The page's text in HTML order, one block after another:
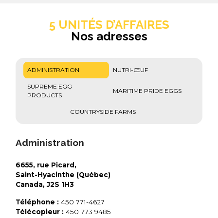
5 UNITÉS D’AFFAIRES
Nos adresses
ADMINISTRATION NUTRI-ŒUF
SUPREME EGG
PRODUCTS
MARITIME PRIDE EGGS
COUNTRYSIDE FARMS
Administration
6655, rue Picard,
Saint-Hyacinthe (Québec)
Canada, J2S 1H3
Téléphone : 450 771-4627
Télécopieur : 450 773 9485